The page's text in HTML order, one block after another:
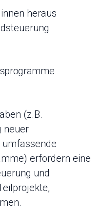
heraus
(z.B.
neuer
erfordern eine
und